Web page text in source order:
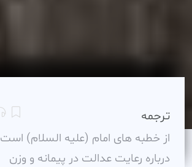
ترجمه
از خطبه هاى امام (علیه السلام) است
درباره رعایت عدالت در پیمانه و وزن